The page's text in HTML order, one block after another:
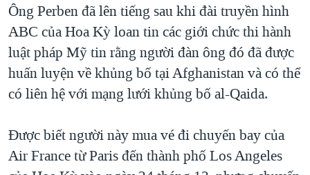
NGƯ DÂN VIỆT VÀ LÀN SÓNG TRỘM HẢI SÂM
BÊN KIA QUỐC LỘ: TIẾNG VỌNG TỪ NÔNG THÔN MỸ
QUAN HỆ VIỆT MỸ
Ông Perben đã lên tiếng sau khi đài truyền hình
ABC của Hoa Kỳ loan tin các giới chức thi hành
luật pháp Mỹ tin rằng người đàn ông đó đã được
huấn luyện về khủng bố tại Afghanistan và có thể
có liên hệ với mạng lưới khủng bố al-Qaida.
Được biết người này mua vé đi chuyến bay của
Air France từ Paris đến thành phố Los Angeles